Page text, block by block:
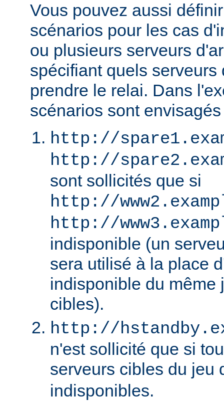
Vous pouvez aussi
scénarios pour les cas
ou plusieurs serveurs
spécifiant quels serveurs
prendre le relai. Dans
scénarios sont
http://
http://
sont sollicités que si
http://
http://
indisponible (un
sera utilisé à la place
indisponible du même
cibles).
http://
n'est sollicité que si
serveurs cibles du jeu
indisponibles.